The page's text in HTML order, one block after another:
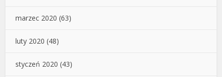
marzec 2020 (63)
luty 2020 (48)
styczeń 2020 (43)